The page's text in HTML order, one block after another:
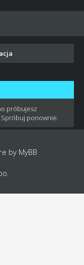
próbujesz
ponownie.
by MyBB
.